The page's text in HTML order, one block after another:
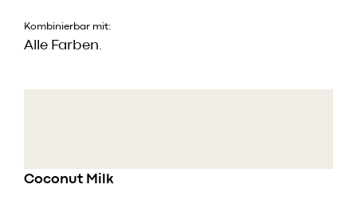
Kombinierbar mit:
Alle Farben.
Coconut Milk